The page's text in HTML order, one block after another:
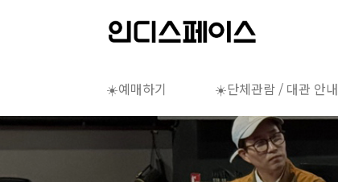
☀️예매하기 ☀️단체관람 / 대관 안내